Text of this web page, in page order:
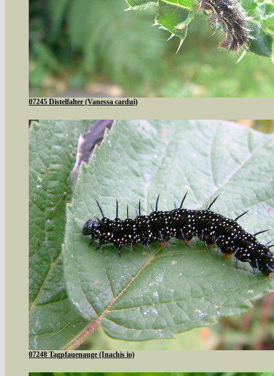
07245 Distelfalter (Vanessa cardui)
07248 Tagpfauenauge (Inachis io)